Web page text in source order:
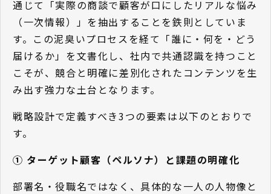
通じて「実際の商談で顧客が口にしたリアルな悩み
（一次情報）」を抽出することを鉄則としていま
す。この泥臭いプロセスを経て「誰に・何を・どう
届けるか」を文書化し、社内で共通認識を持つこと
こそが、競合と明確に差別化されたコンテンツを生
み出す強力な土台となります。
戦略設計で定義すべき3つの要素は以下のとおりで
す。
① ターゲット顧客（ペルソナ）と課題の明確化
部署名・役職名ではなく、具体的な一人の人物像と